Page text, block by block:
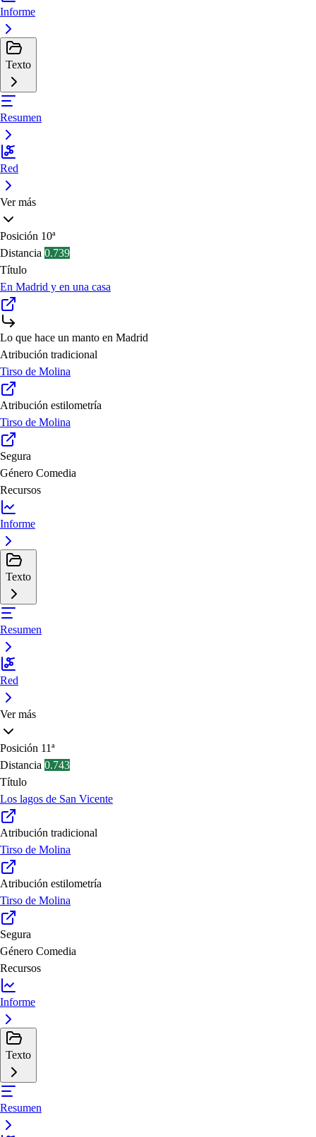
Informe
Texto
Resumen
Red
Ver más
Posición 10ª
Distancia 0.739
Título
En Madrid y en una casa
Lo que hace un manto en Madrid
Atribución tradicional
Tirso de Molina
Atribución estilometría
Tirso de Molina
Segura
Género Comedia
Recursos
Informe
Texto
Resumen
Red
Ver más
Posición 11ª
Distancia 0.743
Título
Los lagos de San Vicente
Atribución tradicional
Tirso de Molina
Atribución estilometría
Tirso de Molina
Segura
Género Comedia
Recursos
Informe
Texto
Resumen